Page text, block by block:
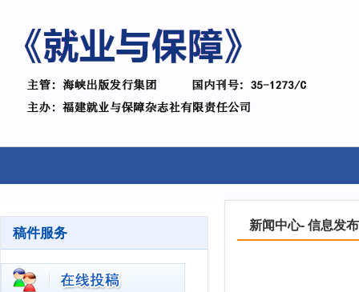
稿件服务 新闻中心- 信息发布